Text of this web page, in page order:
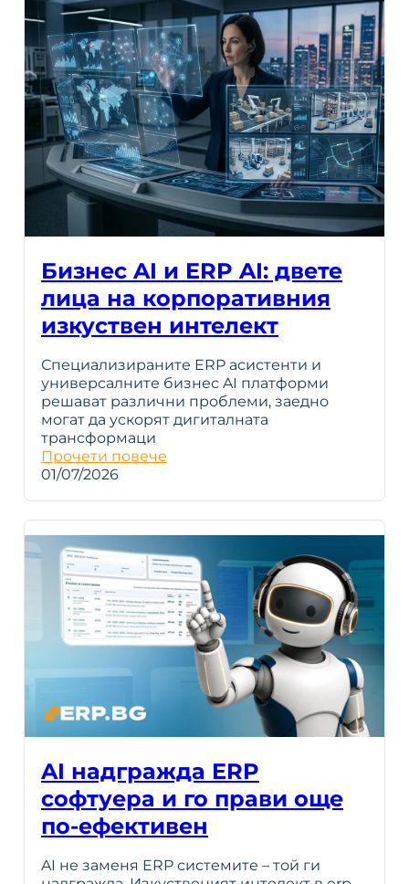
Бизнес AI и ERP AI: двете
лица на корпоративния
изкуствен интелект
Специализираните ERP асистенти и
универсалните бизнес AI платформи
решават различни проблеми, заедно
могат да ускорят дигиталната
трансформаци
Прочети повече
01/07/2026
AI надгражда ERP
софтуера и го прави още
по-ефективен
AI не заменя ERP системите – той ги